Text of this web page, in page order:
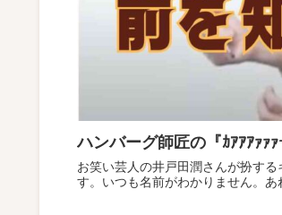
ハンバーグ師匠の『ｶｱｱｱｧｧ
お笑い芸人の井戸田潤さんが扮す
す。いつも名前がわかりません。あ